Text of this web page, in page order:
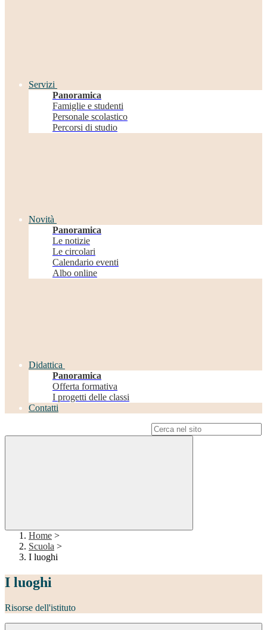
Servizi
Panoramica
Famiglie e studenti
Personale scolastico
Percorsi di studio
Novità
Panoramica
Le notizie
Le circolari
Calendario eventi
Albo online
Didattica
Panoramica
Offerta formativa
I progetti delle classi
Contatti
Home >
Scuola >
I luoghi
I luoghi
Risorse dell'istituto